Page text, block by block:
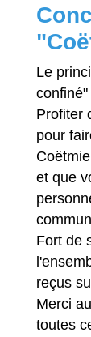
Le
Profiter
pour
et que
Fort de
reçus
Merci
toutes